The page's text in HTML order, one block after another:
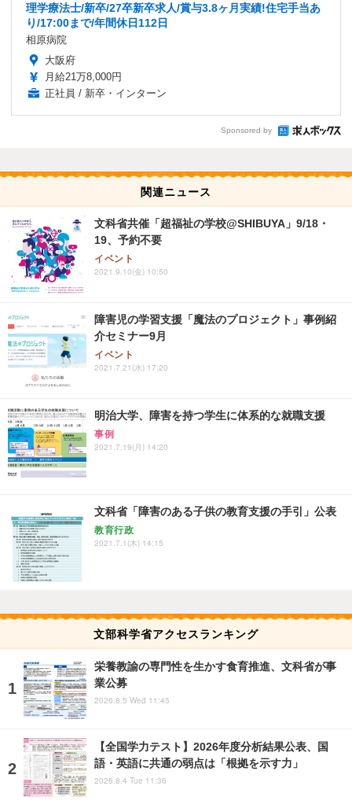
理学療法士/新卒/27卒新卒求人/賞与3.8ヶ月実績!住宅手当あ
り/17:00まで/年間休日112日
相原病院
大阪府
月給21万8,000円
正社員 / 新卒・インターン
Sponsored by
関連ニュース
文科省共催「超福祉の学校@SHIBUYA」9/18・
19、予約不要
イベント
2021.9.10(金) 10:50
障害児の学習支援「魔法のプロジェクト」事例紹
介セミナー9月
イベント
2021.7.21(水) 17:20
明治大学、障害を持つ学生に体系的な就職支援
事例
2021.7.19(月) 14:20
文科省「障害のある子供の教育支援の手引」公表
教育行政
2021.7.1(木) 14:15
文部科学省アクセスランキング
栄養教諭の専門性を生かす食育推進、文科省が事
業公募
2026.8.5 Wed 11:45
【全国学力テスト】2026年度分析結果公表、国
語・英語に共通の弱点は「根拠を示す力」
2026.8.4 Tue 11:36